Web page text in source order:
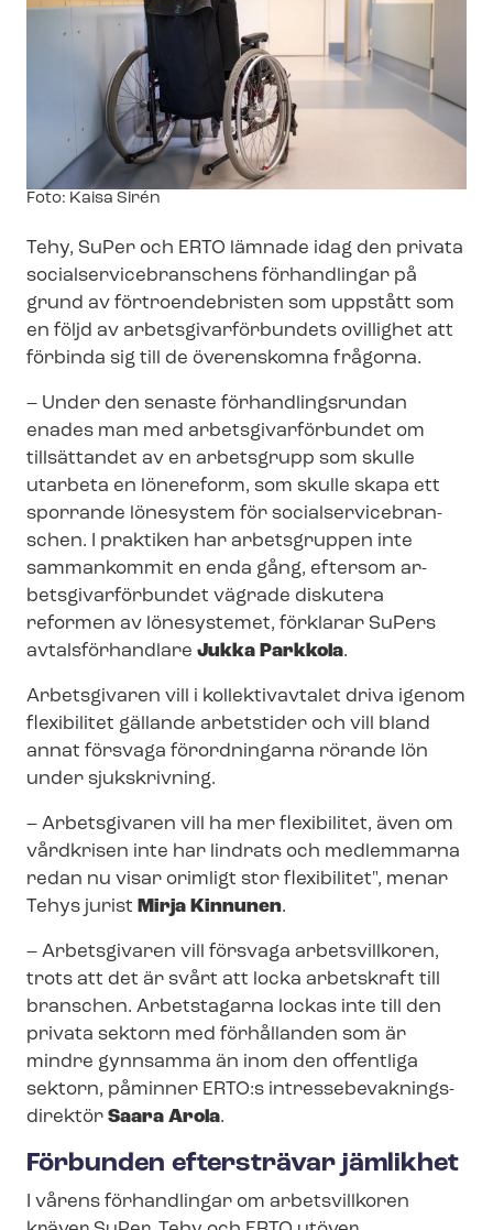
Image
Foto: Kaisa Sirén
Tehy, SuPer och ERTO lämnade idag den privata
so­ci­al­ser­vicebran­schens förhandlingar på
grund av förtroendebristen som uppstått som
en följd av ar­bets­gi­var­för­bun­dets ovillighet att
förbinda sig till de överenskomna frågorna.
– Under den senaste för­hand­lings­run­dan
enades man med ar­bets­gi­var­för­bun­det om
tillsättandet av en arbetsgrupp som skulle
utarbeta en lönereform, som skulle skapa ett
sporrande lönesystem för so­ci­al­ser­vicebran­
schen. I praktiken har arbetsgruppen inte
sammankommit en enda gång, eftersom ar­
bets­gi­var­för­bun­det vägrade diskutera
reformen av lönesystemet, förklarar SuPers
avtalsförhandlare Jukka Parkkola.
Arbetsgivaren vill i kollektivavtalet driva igenom
flexibilitet gällande arbetstider och vill bland
annat försvaga förordningarna rörande lön
under sjukskrivning.
– Arbetsgivaren vill ha mer flexibilitet, även om
vårdkrisen inte har lindrats och medlemmarna
redan nu visar orimligt stor flexibilitet", menar
Tehys jurist Mirja Kinnunen.
– Arbetsgivaren vill försvaga arbetsvillkoren,
trots att det är svårt att locka arbetskraft till
branschen. Arbetstagarna lockas inte till den
privata sektorn med förhållanden som är
mindre gynnsamma än inom den offentliga
sektorn, påminner ERTO:s in­tres­se­be­vak­nings­
di­rek­tör Saara Arola.
Förbunden eftersträvar jämlikhet
I vårens förhandlingar om arbetsvillkoren